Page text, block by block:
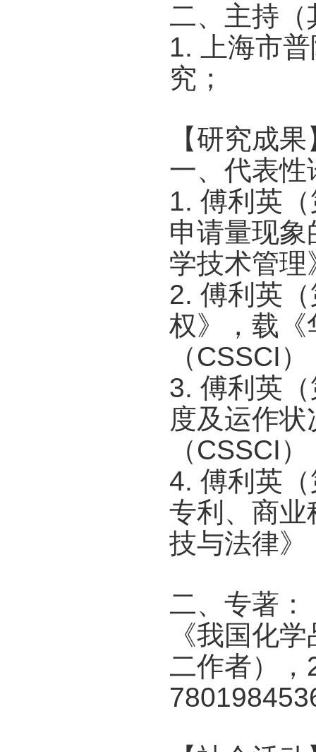
二、主持
1. 上海市
究；
【研究成果
一、代表性
1. 傅利英
申请量现
学技术管
2. 傅利英
权》，载《
（CSSCI
3. 傅利英
度及运作
（CSSCI
4. 傅利英
专利、商业
技与法律》
二、专著：
《我国化
二作者）